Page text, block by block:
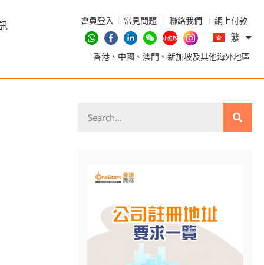
會員登入 常見問題 聯絡我們 網上付款
繁
En
简
香港、中國、澳門、新加坡及其他海外地區